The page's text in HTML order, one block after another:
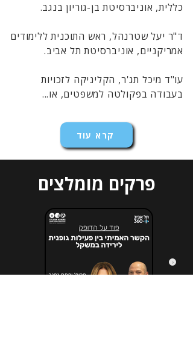
כללית, אוניברסיטת בן-גוריון בנגב.
ד"ר יעל שטרנהל, ראש התוכנית ללימודים
אמריקניים, אוניברסיטת תל אביב.
עו"ד מיכל תג'ר, הקליניקה לזכויות
בעבודה בפקולטה למשפטים, או...
קרא עוד
פרקים מומלצים